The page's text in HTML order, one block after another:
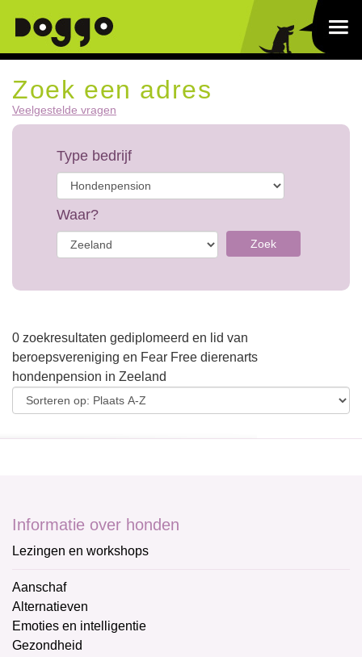
Zoek een adres
Veelgestelde vragen
Type bedrijf
Waar?
Zoek
0 zoekresultaten gediplomeerd en lid van
beroepsvereniging en Fear Free dierenarts
hondenpension in Zeeland
Informatie over honden
Lezingen en workshops
Aanschaf
Alternatieven
Emoties en intelligentie
Gezondheid